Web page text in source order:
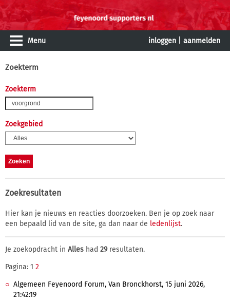
Menu inloggen aanmelden
Zoekterm
Zoekterm
Zoekgebied
Zoekresultaten
Hier kan je nieuws en reacties doorzoeken. Ben je op zoek naar
een bepaald lid van de site, ga dan naar de ledenlijst.
Je zoekopdracht in Alles had 29resultaten.
Pagina: 1 2
Algemeen Feyenoord Forum, Van Bronckhorst, 15 juni 2026,
21:42:19